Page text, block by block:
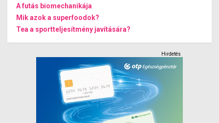
A futás biomechanikája
Mik azok a superfoodok?
Tea a sportteljesítmény javítására?
Hirdetés